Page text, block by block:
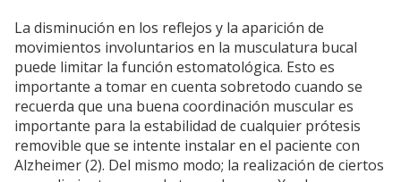
La disminución en los reflejos y la aparición de
movimientos involuntarios en la musculatura bucal
puede limitar la función estomatológica. Esto es
importante a tomar en cuenta sobretodo cuando se
recuerda que una buena coordinación muscular es
importante para la estabilidad de cualquier prótesis
removible que se intente instalar en el paciente con
Alzheimer (2). Del mismo modo; la realización de ciertos